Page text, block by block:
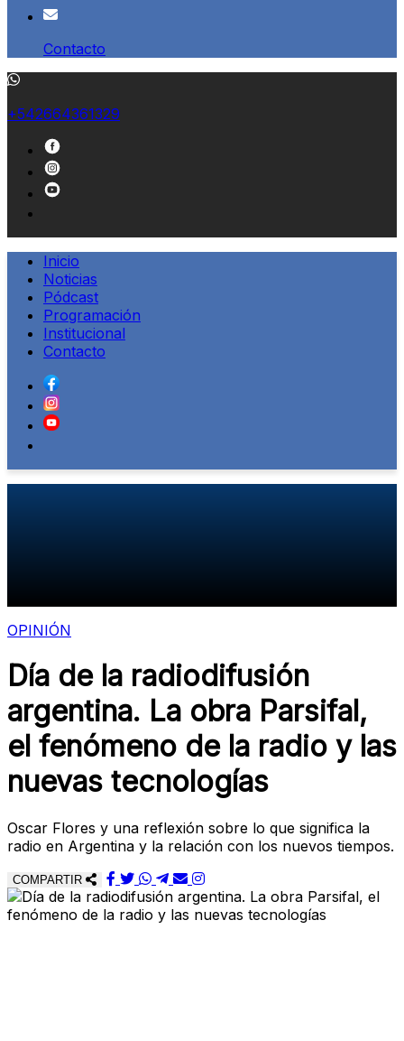
Contacto
+542664361329
Inicio
Noticias
Pódcast
Programación
Institucional
Contacto
OPINIÓN
Día de la radiodifusión
argentina. La obra Parsifal,
el fenómeno de la radio y las
nuevas tecnologías
Oscar Flores y una reflexión sobre lo que significa la
radio en Argentina y la relación con los nuevos tiempos.
COMPARTIR